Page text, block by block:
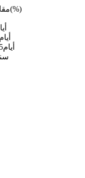
(%)
7
30 أيام
90 أيام
1